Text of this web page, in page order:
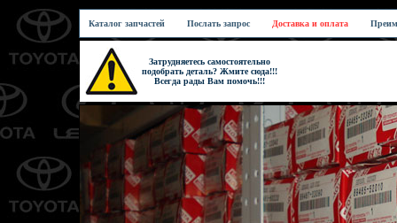
Каталог запчастей Послать запрос Доставка и оплата
Затрудняетесь самостоятельно
подобрать деталь? Жмите сюда!!!
Всегда рады Вам помочь!!!